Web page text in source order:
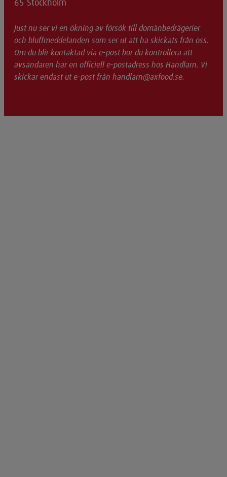
65 Stockholm
Just nu ser vi en ökning av försök till domänbedrägerier
och bluffmeddelanden som ser ut att ha skickats från oss.
Om du blir kontaktad via e-post bör du kontrollera att
avsändaren har en officiell e-postadress hos Handlarn. Vi
skickar endast ut e-post från handlarn@axfood.se.